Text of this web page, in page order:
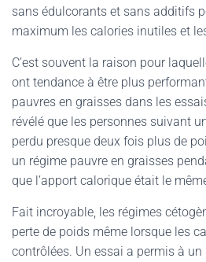
sans édulcorants et sans additifs
maximum les calories inutiles et
C’est souvent la raison pour
ont tendance à être plus
pauvres en graisses dans les
révélé que les personnes suivant
perdu presque deux fois plus de
un régime pauvre en graisses
que l’apport calorique était le
Fait incroyable, les régimes
perte de poids même lorsque les
contrôlées. Un essai a permis à